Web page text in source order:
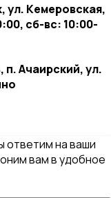
ул. Кемеровская,
сб-вс: 10:00-
Ачаирский, ул.
ответим на ваши
вам в удобное